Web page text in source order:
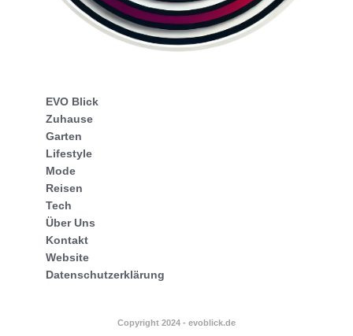
EVO Blick
Zuhause
Garten
Lifestyle
Mode
Reisen
Tech
Über Uns
Kontakt
Website
Datenschutzerklärung
Copyright 2024 - evoblick.de